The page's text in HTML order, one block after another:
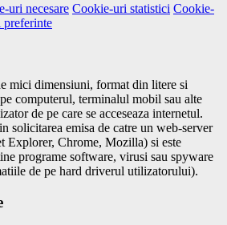
uri necesare Cookie-uri statistici Cookie-
mici dimensiuni, format din litere si
computerul, terminalul mobil sau alte
de pe care se acceseaza internetul.
solicitarea emisa de catre un web-server
Explorer, Chrome, Mozilla) si este
programe software, virusi sau spyware
de pe hard driverul utilizatorului).